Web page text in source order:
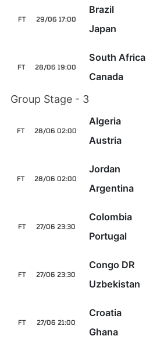
29/06 17:00
FT
Brazil
Japan
28/06 19:00
FT
South Africa
Canada
Group Stage - 3
28/06 02:00
FT
Algeria
Austria
28/06 02:00
FT
Jordan
Argentina
27/06 23:30
FT
Colombia
Portugal
27/06 23:30
FT
Congo DR
Uzbekistan
27/06 21:00
FT
Croatia
Ghana